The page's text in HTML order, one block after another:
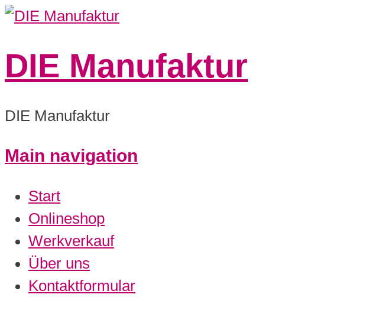
DIE Manufaktur
DIE Manufaktur
Main navigation
Start
Onlineshop
Werkverkauf
Über uns
Kontaktformular